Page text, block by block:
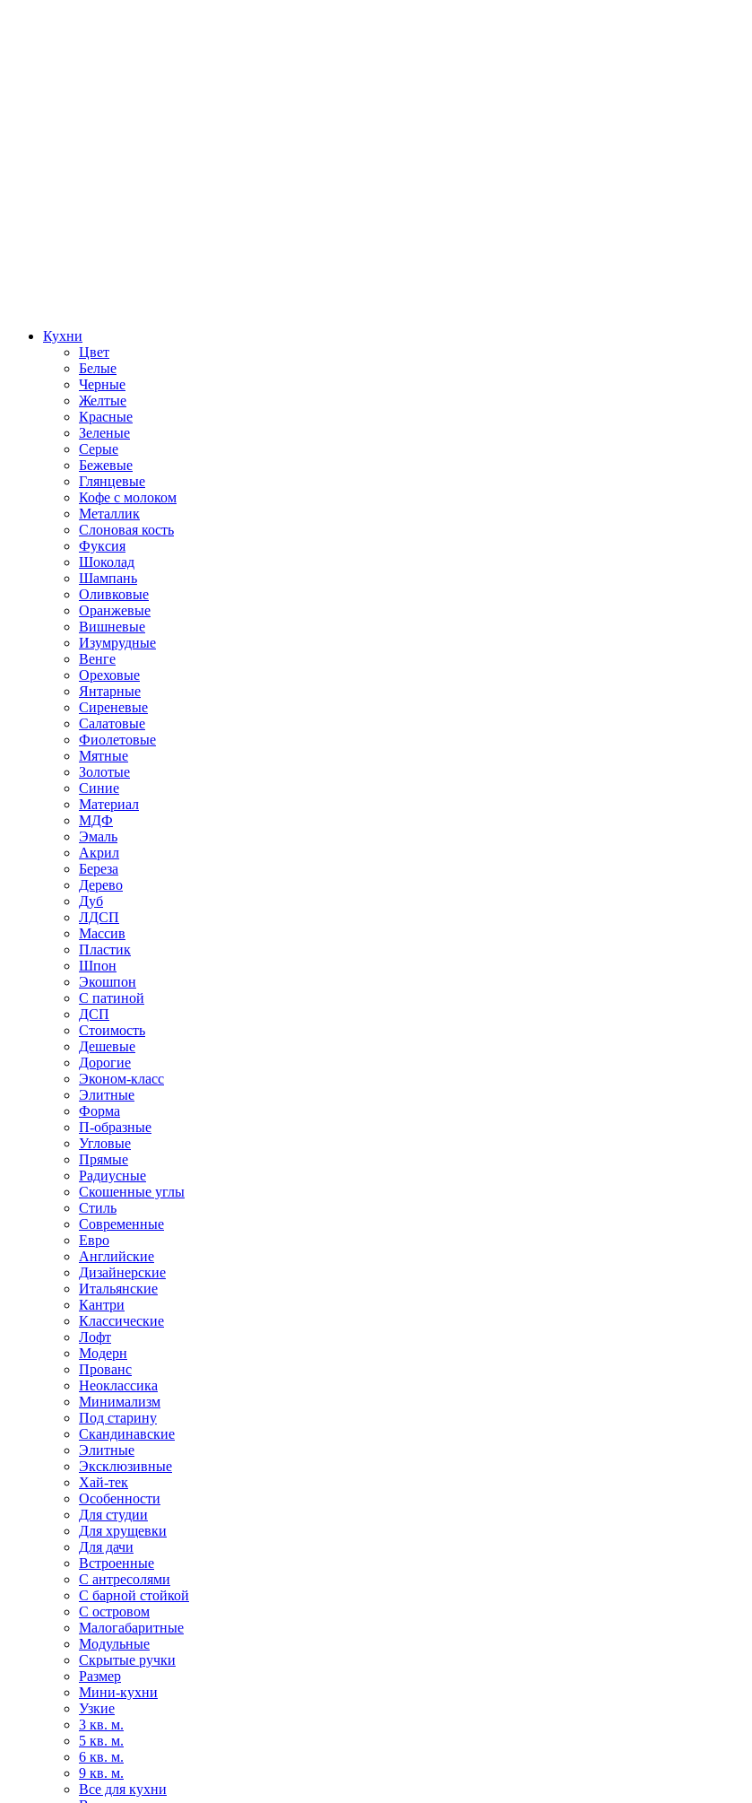
Кухни
Цвет
Белые
Черные
Желтые
Красные
Зеленые
Серые
Бежевые
Глянцевые
Кофе с молоком
Металлик
Слоновая кость
Фуксия
Шоколад
Шампань
Оливковые
Оранжевые
Вишневые
Изумрудные
Венге
Ореховые
Янтарные
Сиреневые
Салатовые
Фиолетовые
Мятные
Золотые
Синие
Материал
МДФ
Эмаль
Акрил
Береза
Дерево
Дуб
ЛДСП
Массив
Пластик
Шпон
Экошпон
С патиной
ДСП
Стоимость
Дешевые
Дорогие
Эконом-класс
Элитные
Форма
П-образные
Угловые
Прямые
Радиусные
Скошенные углы
Стиль
Современные
Евро
Английские
Дизайнерские
Итальянские
Кантри
Классические
Лофт
Модерн
Прованс
Неоклассика
Минимализм
Под старину
Скандинавские
Элитные
Эксклюзивные
Хай-тек
Особенности
Для студии
Для хрущевки
Для дачи
Встроенные
С антресолями
С барной стойкой
С островом
Малогабаритные
Модульные
Скрытые ручки
Размер
Мини-кухни
Узкие
3 кв. м.
5 кв. м.
6 кв. м.
9 кв. м.
Все для кухни